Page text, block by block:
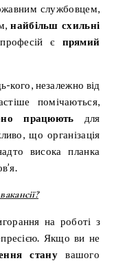
службовцем,
найбільш схильні
є прямий
кого, незалежно від
помічаються,
працюють для
що організація
висока планка
на роботі з
Якщо ви не
станувашого